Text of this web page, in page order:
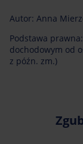
Autor: Anna
Podstawa
dochodowym od
z późn. zm.)